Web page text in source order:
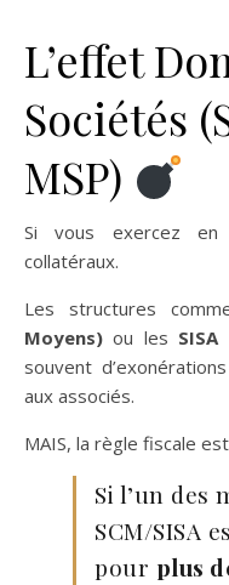
L’effet
Sociétés
MSP)
Si vous exercez en
collatéraux.
Les structures
Moyens) ou les
souvent
aux associés.
MAIS, la règle fiscale
Si l’un des
SCM/SISA
pour plus